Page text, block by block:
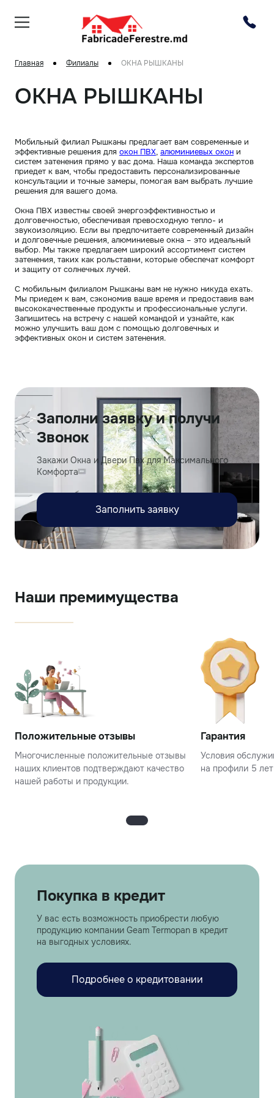
Главная Филиалы ОКНА РЫШКАНЫ
ОКНА РЫШКАНЫ
Мобильный филиал Рышканы предлагает вам современные и
эффективные решения для окон ПВХ, алюминиевых окон и
систем затенения прямо у вас дома. Наша команда экспертов
приедет к вам, чтобы предоставить персонализированные
консультации и точные замеры, помогая вам выбрать лучшие
решения для вашего дома.
Окна ПВХ известны своей энергоэффективностью и
долговечностью, обеспечивая превосходную тепло- и
звукоизоляцию. Если вы предпочитаете современный дизайн
и долговечные решения, алюминиевые окна – это идеальный
выбор. Мы также предлагаем широкий ассортимент систем
затенения, таких как рольставни, которые обеспечат комфорт
и защиту от солнечных лучей.
С мобильным филиалом Рышканы вам не нужно никуда ехать.
Мы приедем к вам, сэкономив ваше время и предоставив вам
высококачественные продукты и профессиональные услуги.
Запишитесь на встречу с нашей командой и узнайте, как
можно улучшить ваш дом с помощью долговечных и
эффективных окон и систем затенения.
Заполни заявку и получи
Звонок
Закажи Окна и Двери Пвх для Максимального
Комфорта
Заполнить заявку
Наши премимущества
Положительные отзывы
Многочисленные положительные отзывы
наших клиентов подтверждают качество
нашей работы и продукции.
Гарантия
Условия
на профили 5
Покупка в кредит
У вас есть возможность приобрести любую
продукцию компании Geam Termopan в кредит
на выгодных условиях.
Подробнее о кредитовании